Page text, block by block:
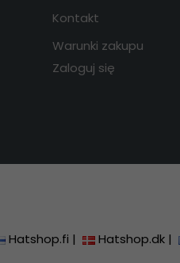
Kontakt
Warunki zakupu
Zaloguj się
Hatshop.fi | Hatshop.dk |